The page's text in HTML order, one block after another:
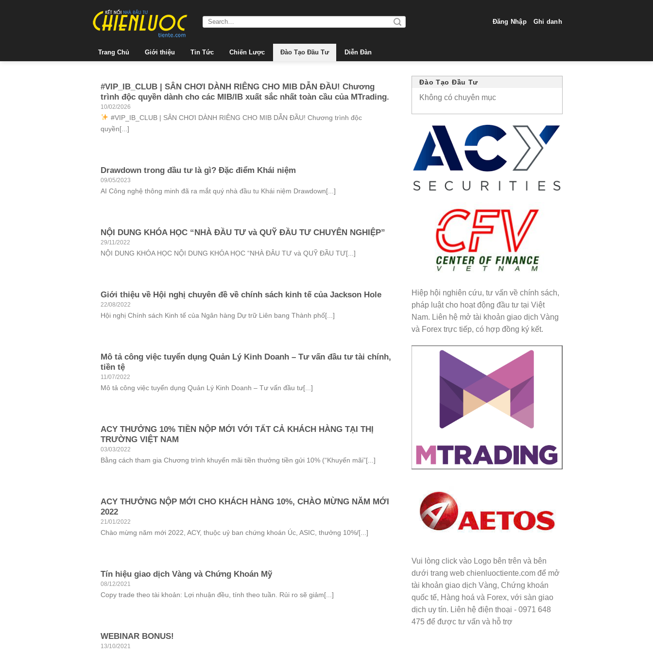
Đăng Nhập Ghi danh
Trang Chủ Giới thiệu Tin Tức Chiến Lược Đào Tạo Đầu Tư Diễn Đàn
#VIP_IB_CLUB | SÂN CHƠI DÀNH RIÊNG CHO MIB DẪN ĐẦU! Chương
trình độc quyền dành cho các MIB/IB xuất sắc nhất toàn cầu của MTrading.
10/02/2026
#VIP_IB_CLUB | SÂN CHƠI DÀNH RIÊNG CHO MIB DẪN ĐẦU! Chương trình độc
quyền[...]
Drawdown trong đầu tư là gì? Đặc điểm Khái niệm
09/05/2023
AI Công nghệ thông minh đã ra mắt quý nhà đầu tu Khái niệm Drawdown[...]
NỘI DUNG KHÓA HỌC “NHÀ ĐẦU TƯ và QUỸ ĐẦU TƯ CHUYÊN NGHIỆP”
29/11/2022
NỘI DUNG KHÓA HỌC NỘI DUNG KHÓA HỌC “NHÀ ĐÂU TƯ và QUỸ ĐẦU TƯ[...]
Giới thiệu về Hội nghị chuyên đề về chính sách kinh tế của Jackson Hole
22/08/2022
Hội nghị Chính sách Kinh tế của Ngân hàng Dự trữ Liên bang Thành phố[...]
Mô tả công việc tuyển dụng Quản Lý Kinh Doanh – Tư vấn đầu tư tài chính,
tiền tệ
11/07/2022
Mô tả công việc tuyển dụng Quản Lý Kinh Doanh – Tư vấn đầu tư[...]
ACY THƯỞNG 10% TIỀN NỘP MỚI VỚI TẤT CẢ KHÁCH HÀNG TẠI THỊ
TRƯỜNG VIỆT NAM
03/03/2022
Bằng cách tham gia Chương trình khuyến mãi tiền thưởng tiền gửi 10% (“Khuyến mãi”[...]
ACY THƯỞNG NỘP MỚI CHO KHÁCH HÀNG 10%, CHÀO MỪNG NĂM MỚI
2022
21/01/2022
Chào mừng năm mới 2022, ACY, thuộc uỷ ban chứng khoán Úc, ASIC, thưởng 10%/[...]
Tín hiệu giao dịch Vàng và Chứng Khoán Mỹ
08/12/2021
Copy trade theo tài khoản: Lợi nhuận đều, tính theo tuần. Rủi ro sẽ giảm[...]
WEBINAR BONUS!
13/10/2021
Đào Tạo Đầu Tư
Không có chuyên mục
Hiệp hội nghiên cứu, tư vấn về chính sách,
pháp luật cho hoạt động đầu tư tại Việt
Nam. Liên hệ mở tài khoản giao dịch Vàng
và Forex trực tiếp, có hợp đồng ký kết.
Vui lòng click vào Logo bên trên và bên
dưới trang web chienluoctiente.com để mở
tài khoản giao dịch Vàng, Chứng khoán
quốc tế, Hàng hoá và Forex, với sàn giao
dịch uy tín. Liên hệ điện thoại - 0971 648
475 để được tư vấn và hỗ trợ